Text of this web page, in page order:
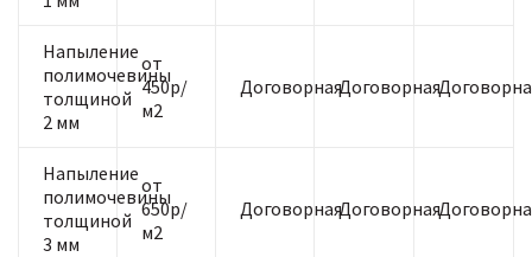
Напыление
полимочевины
толщиной
2 мм
от
450р/
м2
ДоговорнаяДоговорная
Напыление
полимочевины
толщиной
3 мм
от
650р/
м2
ДоговорнаяДоговорная